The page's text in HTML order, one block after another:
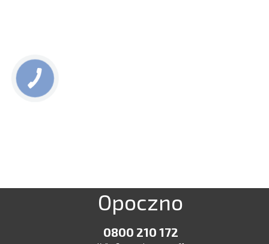
Opoczno
0800 210 172
КНОПКА
ЗВ'ЯЗКУ